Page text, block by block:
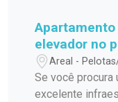
elevador no
Club.
Areal -
Se você procura
excelente